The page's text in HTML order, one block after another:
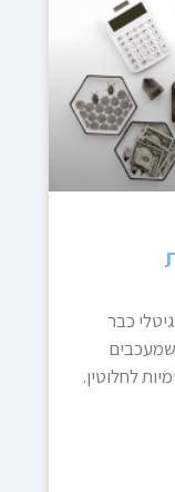
כבר
לחלוטין.